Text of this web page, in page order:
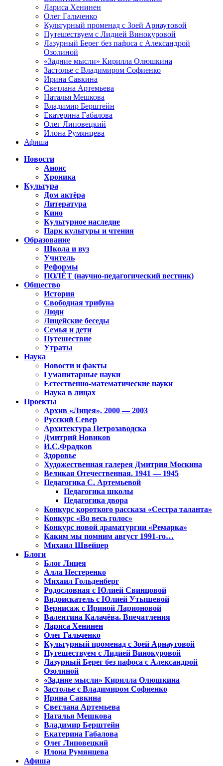
Лариса Хенинен
Олег Гальченко
Культурный променад с Зоей Арнаутовой
Путешествуем с Лидией Винокуровой
Лазурный Берег без пафоса с Александрой
Озолиной
«Задние мысли» Кирилла Олюшкина
Застолье с Владимиром Софиенко
Ирина Савкина
Светлана Артемьева
Наталья Мешкова
Владимир Берштейн
Екатерина Габалова
Олег Липовецкий
Илона Румянцева
Афиша
Новости
Анонс
Хроника
Культура
Дом актёра
Литература
Кино
Культурное наследие
Парк культуры и чтения
Образование
Школа и вуз
Учитель
Реформы
ПОЛЁТ (научно-педагогический вестник)
Общество
История
Свободная трибуна
Люди
Лицейские беседы
Семья и дети
Путешествие
Утраты
Наука
Новости и факты
Гуманитарные науки
Естественно-математические науки
Наука в лицах
Проекты
Архив «Лицея». 2000 — 2003
Русский Север
Архитектура Петрозаводска
Дмитрий Новиков
И.С.Фрадков
Здоровье
Художественная галерея Дмитрия Москина
Великая Отечественная. 1941 — 1945
Педагогика С. Артемьевой
Педагогика школы
Педагогика двора
Конкурс короткого рассказа «Сестра таланта»
Конкурс «Во весь голос»
Конкурс новой драматургии «Ремарка»
Каким мы помним август 1991-го…
Михаил Швейцер
Блоги
Блог Лицея
Алла Нестеренко
Михаил Гольденберг
Родословная с Юлией Свинцовой
Видоискатель с Юлией Утышевой
Вернисаж с Ириной Ларионовой
Валентина Калачёва. Впечатления
Лариса Хенинен
Олег Гальченко
Культурный променад с Зоей Арнаутовой
Путешествуем с Лидией Винокуровой
Лазурный Берег без пафоса с Александрой
Озолиной
«Задние мысли» Кирилла Олюшкина
Застолье с Владимиром Софиенко
Ирина Савкина
Светлана Артемьева
Наталья Мешкова
Владимир Берштейн
Екатерина Габалова
Олег Липовецкий
Илона Румянцева
Афиша